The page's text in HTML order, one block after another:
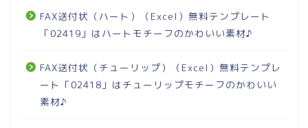
FAX送付状（ハート）（Excel）無料テンプレート
「02419」はハートモチーフのかわいい素材♪
FAX送付状（チューリップ）（Excel）無料テンプレ
ート「02418」はチューリップモチーフのかわいい
素材♪